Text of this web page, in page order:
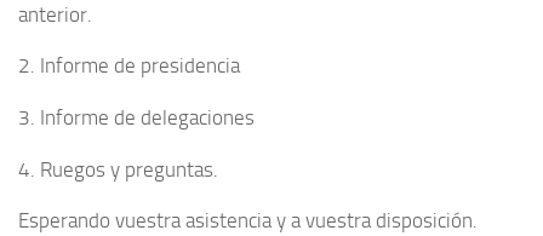
anterior.
2. Informe de presidencia
3. Informe de delegaciones
4. Ruegos y preguntas.
Esperando vuestra asistencia y a vuestra disposición.